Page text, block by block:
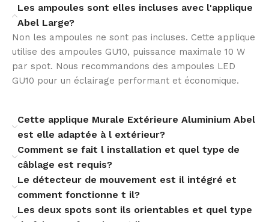
240V AC. Compatible avec les réseaux courants (50-60
Hz), elle diffuse un éclairage efficace et stable, pensé
pour un usage quotidien autour de la maison ou sur des
bâtiments résidentiels.
Les ampoules sont elles incluses avec l'applique
Abel Large?
Non les ampoules ne sont pas incluses. Cette applique
utilise des ampoules GU10, puissance maximale 10 W
par spot. Nous recommandons des ampoules LED
GU10 pour un éclairage performant et économique.
Cette applique Murale Extérieure Aluminium Abel
est elle adaptée à l extérieur?
Comment se fait l installation et quel type de
câblage est requis?
Le détecteur de mouvement est il intégré et
comment fonctionne t il?
Les deux spots sont ils orientables et quel type